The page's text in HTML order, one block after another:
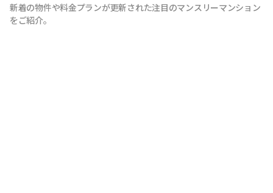
新着の物件や料金プランが更新された注目のマンスリーマンション
をご紹介。